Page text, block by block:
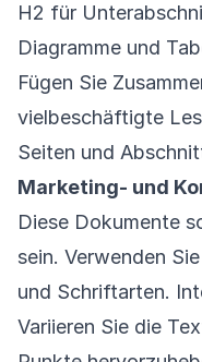
H2 für
Diagramme und
Fügen Sie
vielbeschäftigte
Seiten und
Marketing- und
Diese Dokumente
sein. Verwenden
und Schriftarten.
Variieren Sie die